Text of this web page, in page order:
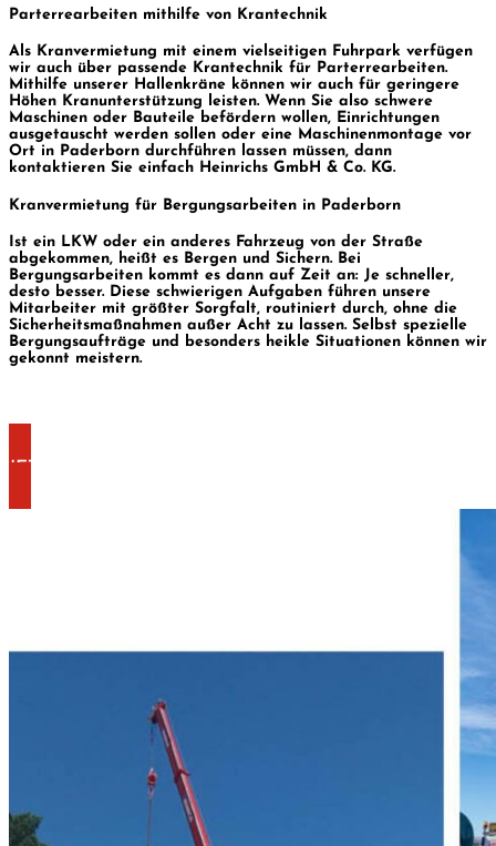
Parterrearbeiten mithilfe von Krantechnik
Als Kranvermietung mit einem vielseitigen Fuhrpark verfügen
wir auch über passende Krantechnik für Parterrearbeiten.
Mithilfe unserer Hallenkräne können wir auch für geringere
Höhen Kranunterstützung leisten. Wenn Sie also schwere
Maschinen oder Bauteile befördern wollen, Einrichtungen
ausgetauscht werden sollen oder eine Maschinenmontage vor
Ort in Paderborn durchführen lassen müssen, dann
kontaktieren Sie einfach Heinrichs GmbH & Co. KG.
Kranvermietung für Bergungsarbeiten in Paderborn
Ist ein LKW oder ein anderes Fahrzeug von der Straße
abgekommen, heißt es Bergen und Sichern. Bei
Bergungsarbeiten kommt es dann auf Zeit an: Je schneller,
desto besser. Diese schwierigen Aufgaben führen unsere
Mitarbeiter mit größter Sorgfalt, routiniert durch, ohne die
Sicherheitsmaßnahmen außer Acht zu lassen. Selbst spezielle
Bergungsaufträge und besonders heikle Situationen können wir
gekonnt meistern.
JETZT KONTAKT AUFNEHMEN